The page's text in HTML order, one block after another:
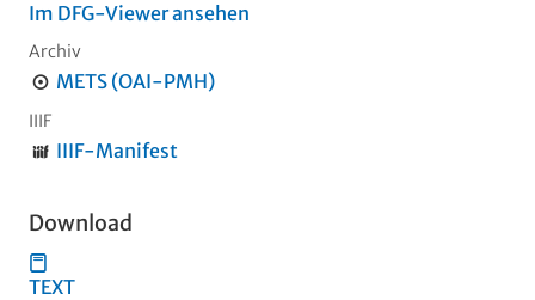
Im DFG-Viewer ansehen
Archiv
METS (OAI-PMH)
IIIF
IIIF-Manifest
Download
TEXT